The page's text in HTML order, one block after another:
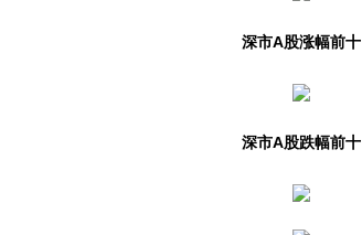
深市A股涨幅前十
深市A股跌幅前十